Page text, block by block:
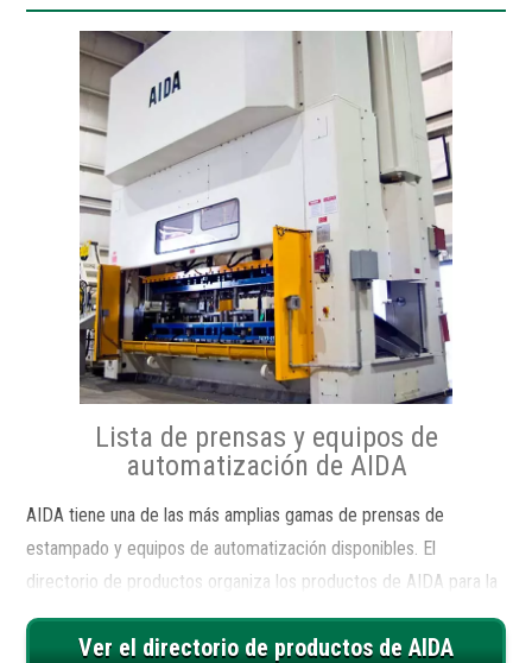
Lista de prensas y equipos de
automatización de AIDA
AIDA tiene una de las más amplias gamas de prensas de
estampado y equipos de automatización disponibles. El
directorio de productos organiza los productos de AIDA para la
navegación en función de varias categorías, como tonelaje, tipo
de unidad de prensa y aplicación.
Ver el directorio de productos de AIDA